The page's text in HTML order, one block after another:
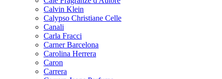
Calvin Klein
Calypso Christiane Celle
Canali
Carla Fracci
Carner Barcelona
Carolina Herrera
Caron
Carrera